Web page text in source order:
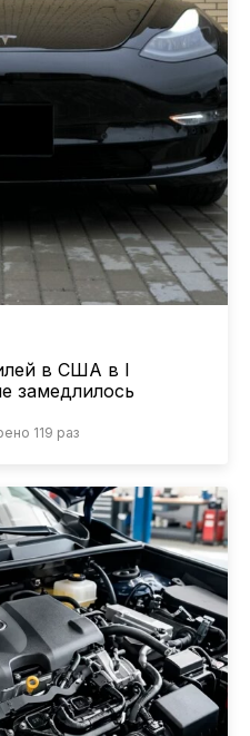
в США в I
замедлилось
119 раз